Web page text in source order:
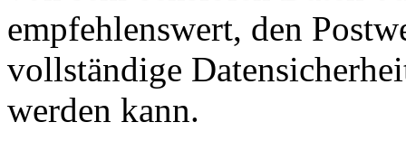
empfehlenswert, den
vollständige
werden kann.